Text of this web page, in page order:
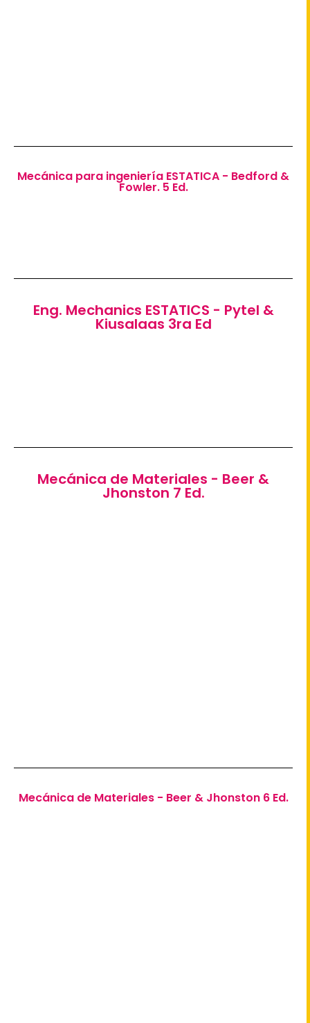
Mecánica para ingeniería ESTATICA - Bedford &
Fowler. 5 Ed.
Eng. Mechanics ESTATICS - Pytel &
Kiusalaas 3ra Ed
Mecánica de Materiales - Beer &
Jhonston 7 Ed.
Mecánica de Materiales - Beer & Jhonston 6 Ed.